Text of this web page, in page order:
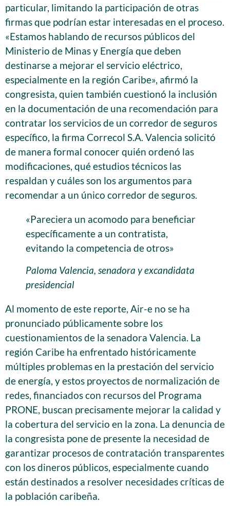
particular, limitando la participación de otras
firmas que podrían estar interesadas en el proceso.
«Estamos hablando de recursos públicos del
Ministerio de Minas y Energía que deben
destinarse a mejorar el servicio eléctrico,
especialmente en la región Caribe», afirmó la
congresista, quien también cuestionó la inclusión
en la documentación de una recomendación para
contratar los servicios de un corredor de seguros
específico, la firma Correcol S.A. Valencia solicitó
de manera formal conocer quién ordenó las
modificaciones, qué estudios técnicos las
respaldan y cuáles son los argumentos para
recomendar a un único corredor de seguros.
«Pareciera un acomodo para beneficiar
específicamente a un contratista,
evitando la competencia de otros»
Paloma Valencia, senadora y excandidata
presidencial
Al momento de este reporte, Air-e no se ha
pronunciado públicamente sobre los
cuestionamientos de la senadora Valencia. La
región Caribe ha enfrentado históricamente
múltiples problemas en la prestación del servicio
de energía, y estos proyectos de normalización de
redes, financiados con recursos del Programa
PRONE, buscan precisamente mejorar la calidad y
la cobertura del servicio en la zona. La denuncia de
la congresista pone de presente la necesidad de
garantizar procesos de contratación transparentes
con los dineros públicos, especialmente cuando
están destinados a resolver necesidades críticas de
la población caribeña.